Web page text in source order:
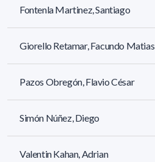
Fontenla Martinez, Santiago
Giorello Retamar, Facundo Matias
Pazos Obregón, Flavio César
Simón Núñez, Diego
Valentin Kahan, Adrian